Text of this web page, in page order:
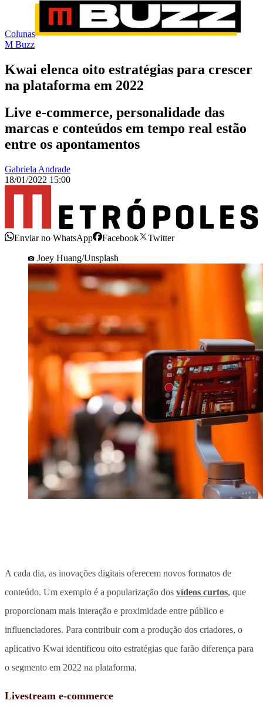
Colunas
M Buzz
Kwai elenca oito estratégias para crescer
na plataforma em 2022
Live e-commerce, personalidade das
marcas e conteúdos em tempo real estão
entre os apontamentos
Gabriela Andrade
18/01/2022 15:00
Enviar no WhatsApp Facebook
Twitter
Joey Huang/Unsplash
A cada dia, as inovações digitais oferecem novos formatos de
conteúdo. Um exemplo é a popularização dos vídeos curtos, que
proporcionam mais interação e proximidade entre público e
influenciadores. Para contribuir com a produção dos criadores, o
aplicativo Kwai identificou oito estratégias que farão diferença para
o segmento em 2022 na plataforma.
Livestream e-commerce